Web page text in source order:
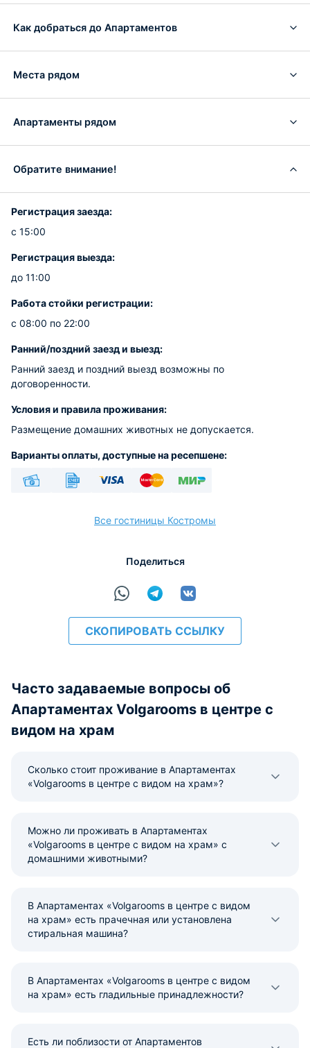
Как добраться до Апартаментов
Места рядом
Апартаменты рядом
Обратите внимание!
Регистрация заезда:
с 15:00
Регистрация выезда:
до 11:00
Работа стойки регистрации:
с 08:00 по 22:00
Ранний/поздний заезд и выезд:
Ранний заезд и поздний выезд возможны по
договоренности.
Условия и правила проживания:
Размещение домашних животных не допускается.
Варианты оплаты, доступные на ресепшене:
Все гостиницы Костромы
Поделиться
СКОПИРОВАТЬ ССЫЛКУ
Часто задаваемые вопросы об
Апартаментах Volgarooms в центре с
видом на храм
Сколько стоит проживание в Апартаментах
«Volgarooms в центре с видом на храм»?
Можно ли проживать в Апартаментах
«Volgarooms в центре с видом на храм» с
домашними животными?
В Апартаментах «Volgarooms в центре с видом
на храм» есть прачечная или установлена
стиральная машина?
В Апартаментах «Volgarooms в центре с видом
на храм» есть гладильные принадлежности?
Есть ли поблизости от Апартаментов